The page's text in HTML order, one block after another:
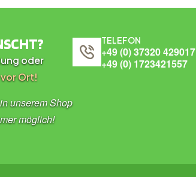
oder
Ort!
unserem Shop
möglich!
TELEFON
+49 (0) 37320 429017
+49 (0) 1723421557